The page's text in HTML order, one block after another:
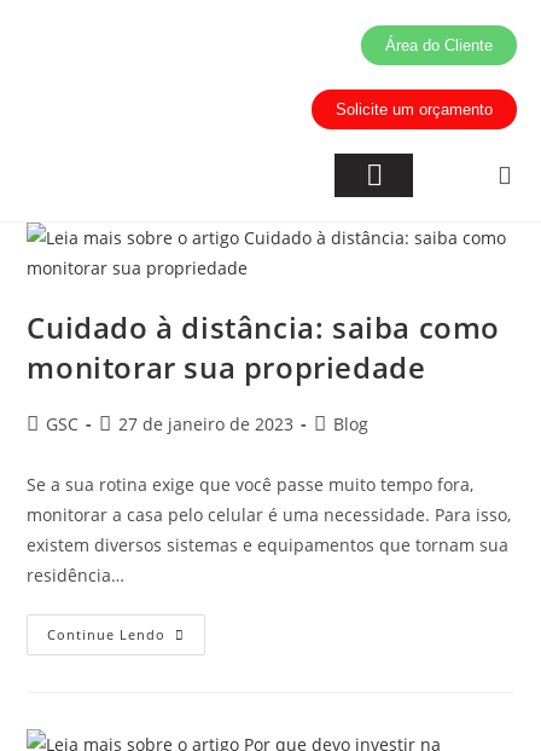
Área do Cliente
Solicite um orçamento
Cuidado à distância: saiba como
monitorar sua propriedade
GSC 27 de janeiro de 2023 Blog
Se a sua rotina exige que você passe muito tempo fora,
monitorar a casa pelo celular é uma necessidade. Para isso,
existem diversos sistemas e equipamentos que tornam sua
residência…
Continue Lendo